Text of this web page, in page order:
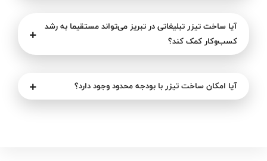
آیا ساخت تیزر تبلیغاتی در تبریز می‌تواند مستقیما به رشد
کسب‌وکار کمک کند؟
آیا امکان ساخت تیزر با بودجه محدود وجود دارد؟